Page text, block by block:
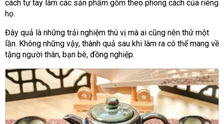
cách tự tay làm các sản phẩm gốm theo phong cách của riêng
họ.
Đây quả là những trải nghiệm thú vị mà ai cũng nên thử một
lần. Không những vậy, thành quả sau khi làm ra có thể mang về
tặng người thân, bạn bè, đồng nghiệp.